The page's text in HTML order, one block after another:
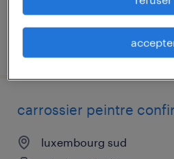
publié le 14 juillet 2026
carrossier peintre
luxembourg sud